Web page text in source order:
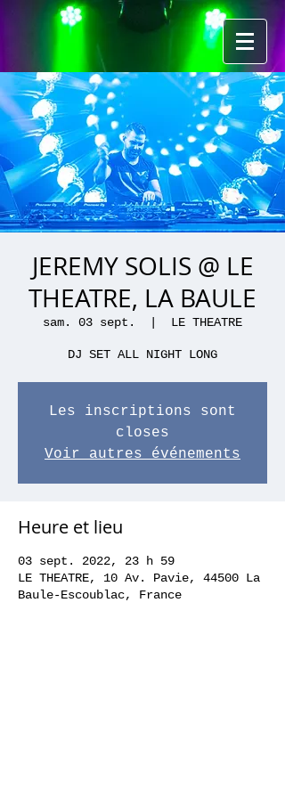
JEREMY SOLIS @ LE
THEATRE, LA BAULE
sam. 03 sept. LE THEATRE
DJ SET ALL NIGHT LONG
Les inscriptions sont
closes
Voir autres événements
Heure et lieu
03 sept. 2022, 23 h 59
LE THEATRE, 10 Av. Pavie, 44500 La
Baule-Escoublac, France